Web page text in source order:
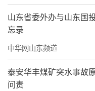
山东省委外办与山东国
忘录
中华网山东频道
泰安华丰煤矿突水事故
问责